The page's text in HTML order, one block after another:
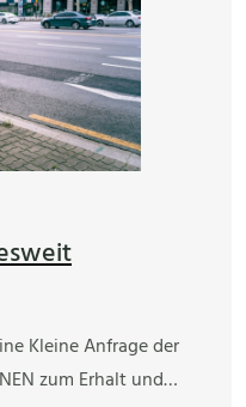
Kleine Anfrage der
zum Erhalt und…